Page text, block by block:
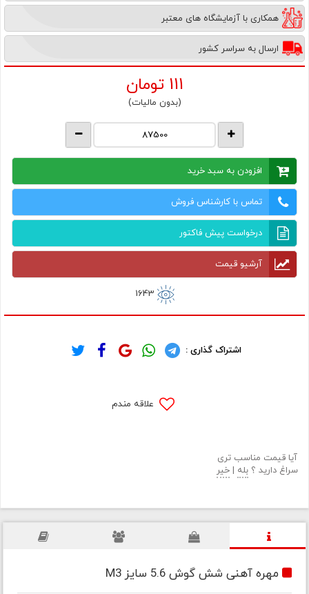
همکاری با آزمایشگاه های معتبر
ارسال به سراسر کشور
111 تومان
(بدون مالیات)
افزودن به سبد خرید
تماس با کارشناس فروش
درخواست پیش فاکتور
آرشیو قیمت
1643
اشتراک گذاری :
علاقه مندم
آیا قیمت مناسب تری
سراغ دارید ؟ بله | خیر
مهره آهنی شش گوش 5.6 سایز M3